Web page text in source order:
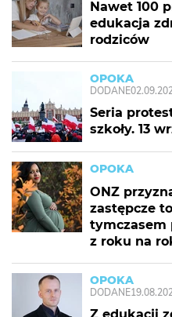
Nawet 100
edukacja
rodziców
OPOKA
DODANE
Seria
szkoły. 13
OPOKA
ONZ
zastępcze
tymczasem
z roku na
OPOKA
DODANE